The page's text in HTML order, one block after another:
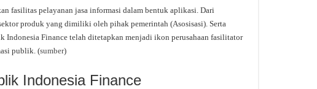
fasilitas pelayanan jasa informasi dalam bentuk aplikasi. Dari
produk yang dimiliki oleh pihak pemerintah (Asosisasi). Serta
Indonesia Finance telah ditetapkan menjadi ikon perusahaan fasilitator
publik. (sumber)
Indonesia Finance